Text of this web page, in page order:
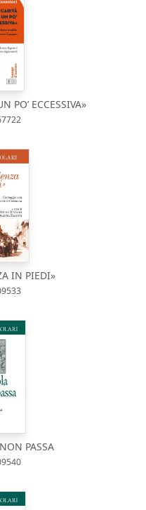
PO’ ECCESSIVA»
IN PIEDI»
PASSA